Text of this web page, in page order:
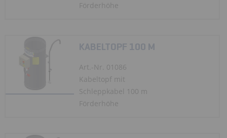
Förderhöhe
KABELTOPF 100 M
Art.-Nr. 01086
Kabeltopf mit
Schleppkabel 100 m
Förderhöhe